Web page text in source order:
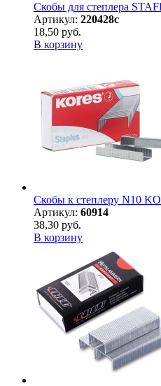
Скобы для степлера
Артикул: 220428с
18,50 руб.
В корзину
Скобы к степлеру N10
Артикул: 60914
38,30 руб.
В корзину